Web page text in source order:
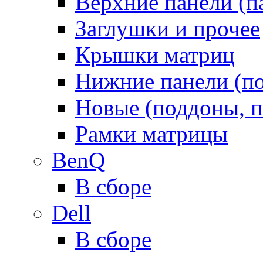
Заглушки и прочее
Крышки матриц
Нижние панели
Новые (поддоны,
Рамки матрицы
BenQ
В сборе
Dell
В сборе